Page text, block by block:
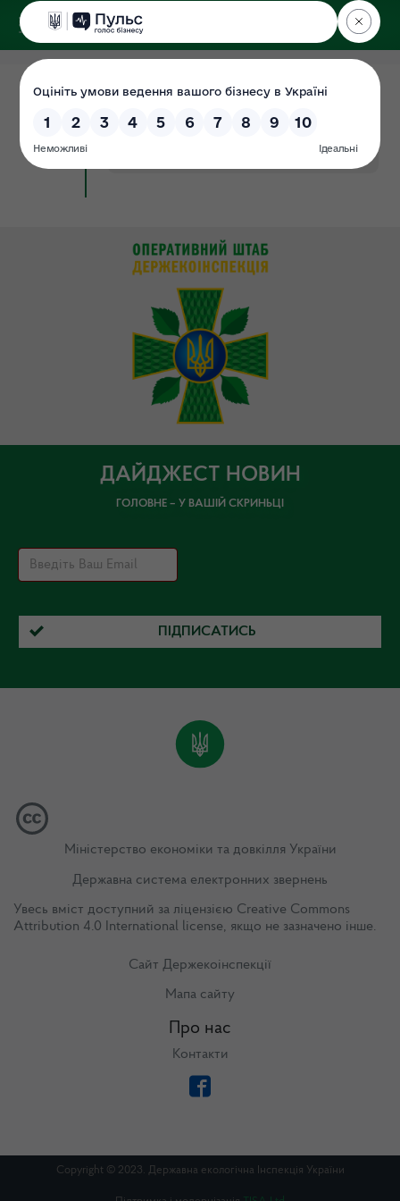
ДЕРЖЕКОІНСПЕКЦІЯ
Поліського округу
17.03.2025
Документ
(Протокол №19)
ДАЙДЖЕСТ НОВИН
ГОЛОВНЕ – У ВАШІЙ СКРИНЬЦІ
ПІДПИСАТИСЬ
Міністерство економіки та довкілля України
Державна система електронних звернень
Увесь вміст доступний за ліцензією Creative Commons
Attribution 4.0 International license, якщо не зазначено інше.
Сайт Держекоінспекції
Мапа сайту
Про нас
Контакти
Copyright © 2023. Державна екологічна Інспекція України